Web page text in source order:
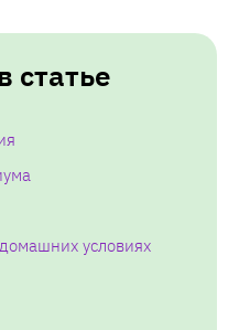
статье
условиях